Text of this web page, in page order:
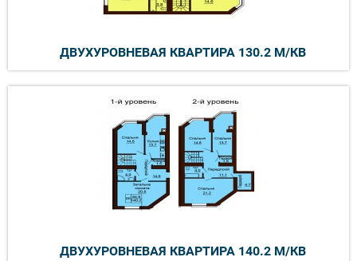
ДВУХУРОВНЕВАЯ КВАРТИРА 130.2 М/КВ
ДВУХУРОВНЕВАЯ КВАРТИРА 140.2 М/КВ